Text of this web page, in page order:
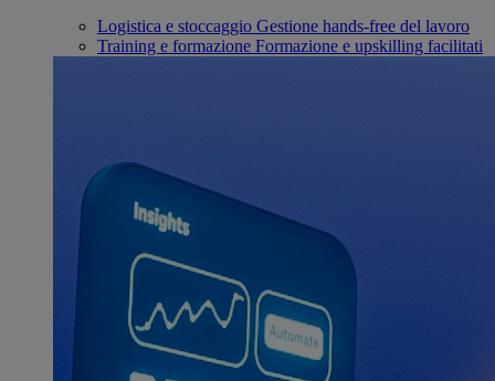
Logistica e stoccaggio Gestione hands-free del lavoro
Training e formazione Formazione e upskilling facilitati